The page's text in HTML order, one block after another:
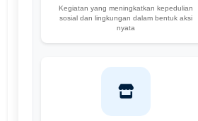
Kegiatan yang meningkatkan kepedulian
sosial dan lingkungan dalam bentuk aksi
nyata